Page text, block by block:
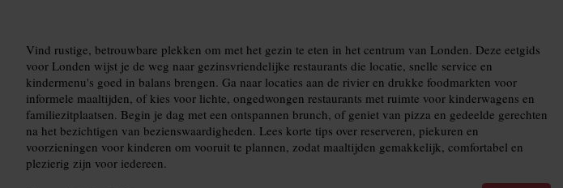
Vind rustige, betrouwbare plekken om met het gezin te eten in het centrum van Londen. Deze eetgids
voor Londen wijst je de weg naar gezinsvriendelijke restaurants die locatie, snelle service en
kindermenu's goed in balans brengen. Ga naar locaties aan de rivier en drukke foodmarkten voor
informele maaltijden, of kies voor lichte, ongedwongen restaurants met ruimte voor kinderwagens en
familiezitplaatsen. Begin je dag met een ontspannen brunch, of geniet van pizza en gedeelde gerechten
na het bezichtigen van bezienswaardigheden. Lees korte tips over reserveren, piekuren en
voorzieningen voor kinderen om vooruit te plannen, zodat maaltijden gemakkelijk, comfortabel en
plezierig zijn voor iedereen.